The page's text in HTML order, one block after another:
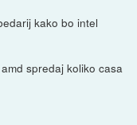
kako bo intel
spredaj koliko casa